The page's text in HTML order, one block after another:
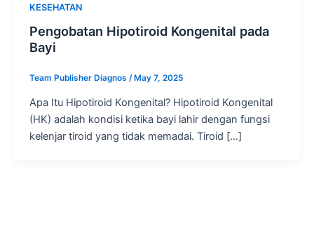
KESEHATAN
Pengobatan Hipotiroid Kongenital pada
Bayi
Team Publisher Diagnos / May 7, 2025
Apa Itu Hipotiroid Kongenital? Hipotiroid Kongenital
(HK) adalah kondisi ketika bayi lahir dengan fungsi
kelenjar tiroid yang tidak memadai. Tiroid […]